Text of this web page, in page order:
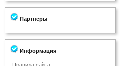
Партнеры
Информация